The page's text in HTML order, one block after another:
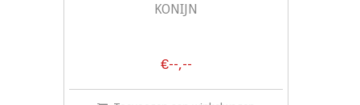
KONIJN
€--,--